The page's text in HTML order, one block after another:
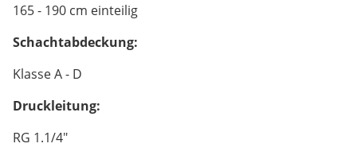
165 - 190 cm einteilig
Schachtabdeckung:
Klasse A - D
Druckleitung:
RG 1.1/4"